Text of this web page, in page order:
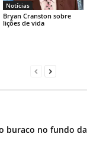
Notícias
Bryan Cranston sobre
lições de vida
buraco no fundo da